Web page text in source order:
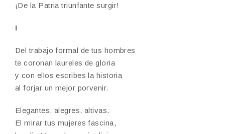
¡De la Patria triunfante surgir!
I
Del trabajo formal de tus hombres
te coronan laureles de gloria
y con ellos escribes la historia
al forjar un mejor porvenir.
Elegantes, alegres, altivas.
El mirar tus mujeres fascina,